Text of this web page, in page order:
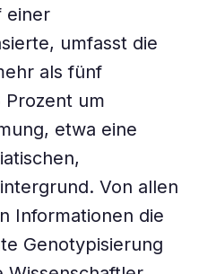
einer
umfasst die
als fünf
Prozent um
etwa eine
Von allen
Informationen die
Genotypisierung